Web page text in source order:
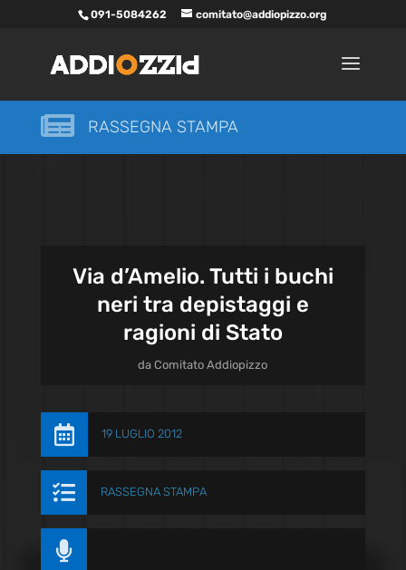
091-5084262 comitato@addiopizzo.org
 RASSEGNA STAMPA
Via d’Amelio. Tutti i buchi
neri tra depistaggi e
ragioni di Stato
daComitato Addiopizzo
 19 LUGLIO 2012
 RASSEGNA STAMPA
